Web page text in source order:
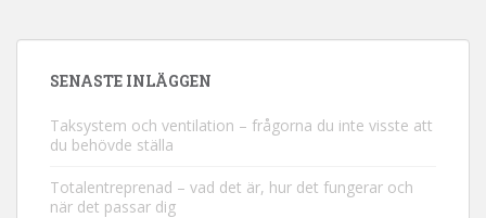
SENASTE INLÄGGEN
Taksystem och ventilation – frågorna du inte visste att
du behövde ställa
Totalentreprenad – vad det är, hur det fungerar och
när det passar dig